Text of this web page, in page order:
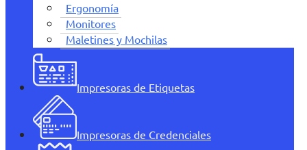
Ergonomía
Monitores
Maletines y Mochilas
Impresoras de Etiquetas
Impresoras de Credenciales